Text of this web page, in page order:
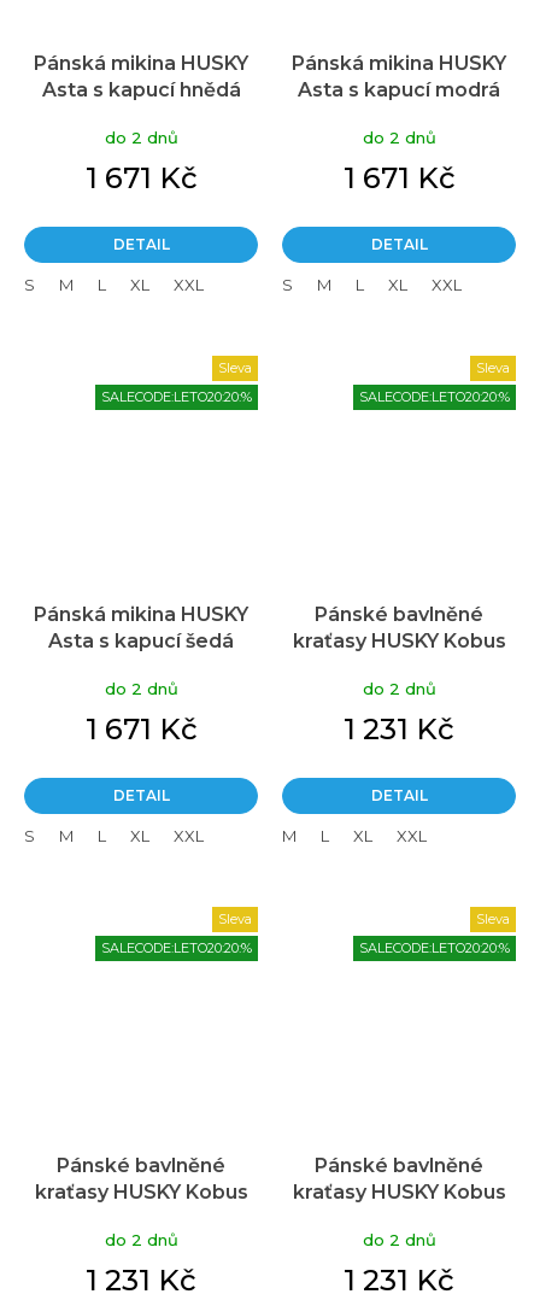
Pánská mikina HUSKY
Asta s kapucí hnědá
do 2 dnů
1 671 Kč
DETAIL
S M L XL XXL
Pánská mikina HUSKY
Asta s kapucí modrá
do 2 dnů
1 671 Kč
DETAIL
S M L XL XXL
Sleva
SALECODE:LETO20:20:%
Pánská mikina HUSKY
Asta s kapucí šedá
do 2 dnů
1 671 Kč
DETAIL
S M L XL XXL
Sleva
SALECODE:LETO20:20:%
Pánské bavlněné
kraťasy HUSKY Kobus
do 2 dnů
1 231 Kč
DETAIL
M L XL XXL
Sleva
SALECODE:LETO20:20:%
Pánské bavlněné
kraťasy HUSKY Kobus
do 2 dnů
1 231 Kč
Sleva
SALECODE:LETO20:20:%
Pánské bavlněné
kraťasy HUSKY Kobus
do 2 dnů
1 231 Kč